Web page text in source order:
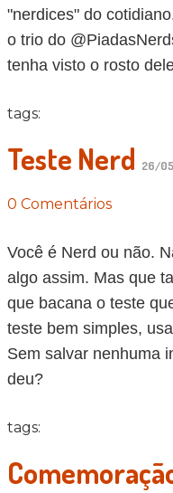
"nerdices" do
o trio do
tenha visto o rosto
tags:
Teste Nerd 26/
0 Comentários
Você é Nerd ou não.
algo assim. Mas que
que bacana o teste
teste bem simples,
Sem salvar nenhuma
deu?
tags: